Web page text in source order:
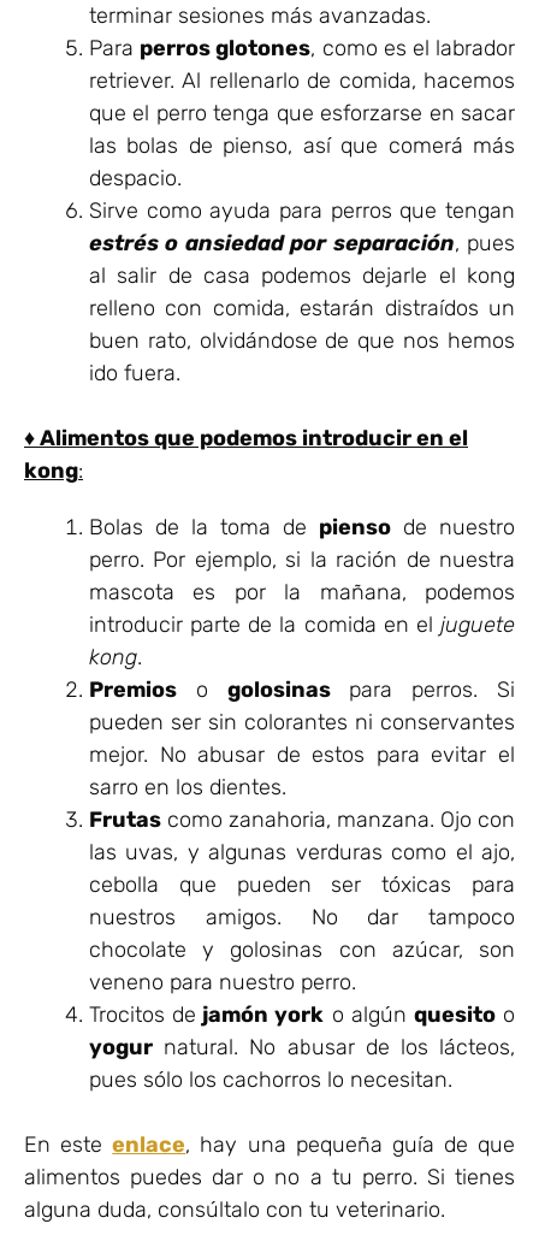
terminar sesiones más avanzadas.
Para perros glotones, como es el labrador
retriever. Al rellenarlo de comida, hacemos
que el perro tenga que esforzarse en sacar
las bolas de pienso, así que comerá más
despacio.
Sirve como ayuda para perros que tengan
estrés o ansiedad por separación, pues
al salir de casa podemos dejarle el kong
relleno con comida, estarán distraídos un
buen rato, olvidándose de que nos hemos
ido fuera.
♦ Alimentos que podemos introducir en el
kong:
Bolas de la toma de pienso de nuestro
perro. Por ejemplo, si la ración de nuestra
mascota es por la mañana, podemos
introducir parte de la comida en el juguete
kong.
Premios o golosinaspara perros. Si
pueden ser sin colorantes ni conservantes
mejor. No abusar de estos para evitar el
sarro en los dientes.
Frutas como zanahoria, manzana. Ojo con
las uvas, y algunas verduras como el ajo,
cebolla que pueden ser tóxicas para
nuestros amigos. No dar tampoco
chocolate y golosinas con azúcar, son
veneno para nuestro perro.
Trocitos de jamón york o algún quesitoo
yogur natural. No abusar de los lácteos,
pues sólo los cachorros lo necesitan.
En esteenlace, hay una pequeña guía de que
alimentos puedes dar o no a tu perro. Si tienes
alguna duda, consúltalo con tu veterinario.